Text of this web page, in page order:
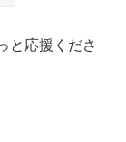
と応援くださ